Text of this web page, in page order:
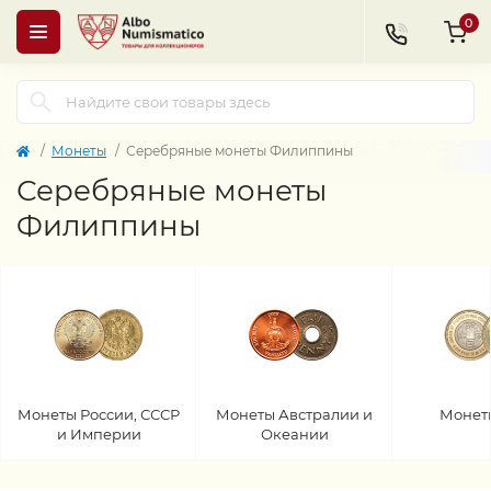
0
Монеты Серебряные монеты Филиппины
Серебряные монеты
Филиппины
Монеты России, СССР
и Империи
Монеты Австралии и
Океании